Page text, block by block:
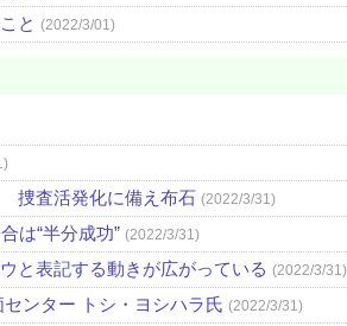
と (2022/3/01)
捜査活発化に備え布石 (2022/3/31)
は“半分成功” (2022/3/31)
と表記する動きが広がっている (2022/3/31)
ンター トシ・ヨシハラ氏 (2022/3/31)